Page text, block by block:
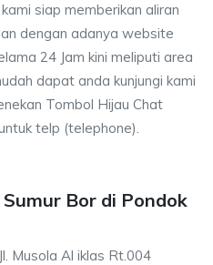
siap memberikan aliran
dengan adanya website
24 Jam kini meliputi area
dapat anda kunjungi kami
Tombol Hijau Chat
telp (telephone).
Bor di Pondok
Musola Al iklas Rt.004